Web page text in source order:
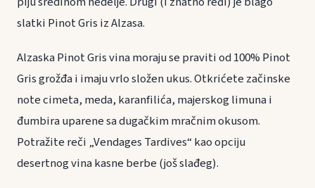
slatki Pinot Gris iz Alzasa.
Alzaska Pinot Gris vina moraju se praviti od 100% Pinot
Gris grožđa i imaju vrlo složen ukus. Otkrićete začinske
note cimeta, meda, karanfilića, majerskog limuna i
đumbira uparene sa dugačkim mračnim okusom.
Potražite reči „Vendages Tardives“ kao opciju
desertnog vina kasne berbe (još slađeg).